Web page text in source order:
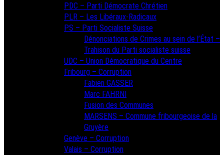
PDC – Parti Démocrate Chrétien
PLR – Les Libéraux-Radicaux
PS – Parti Socialiste Suisse
Dénonciations de Crimes au sein de l’État –
Trahison du Parti socialiste suisse
UDC – Union Démocratique du Centre
Fribourg – Corruption
Fabien GASSER
Marc FAHRNI
Fusion des Communes
MARSENS – Commune fribourgeoise de la
Gruyère
Genève – Corruption
Valais – Corruption